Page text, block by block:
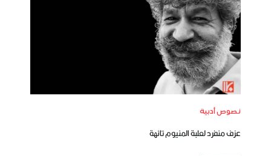
نصوص أدبية
عزف منفرد لعلبة المنيوم تائهة